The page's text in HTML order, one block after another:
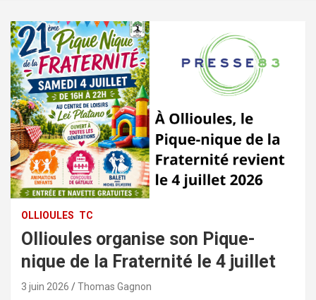
OLLIOULES TC
Ollioules organise son Pique-
nique de la Fraternité le 4 juillet
3 juin 2026 Thomas Gagnon